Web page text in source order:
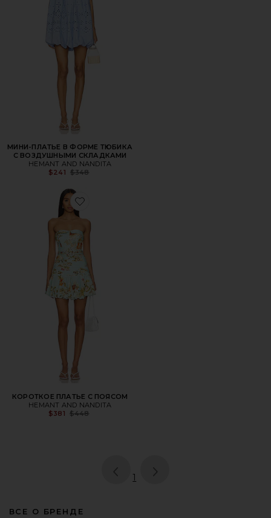
МИНИ-ПЛАТЬЕ В ФОРМЕ ТЮБИКА
С ВОЗДУШНЫМИ СКЛАДКАМИ
HEMANT AND NANDITA
$241 Previous price:
$348
Favorite КОРОТКОЕ ПЛАТЬЕ С ПОЯСОМ
КОРОТКОЕ ПЛАТЬЕ С ПОЯСОМ
HEMANT AND NANDITA
$381 Previous price:
$448
page
1
ВСЕ О БРЕНДЕ